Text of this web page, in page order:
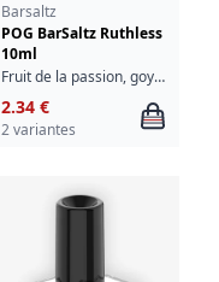
Barsaltz
POG BarSaltz Ruthless
10ml
Fruit de la passion, goyave, orange
2.34 €
2 variantes